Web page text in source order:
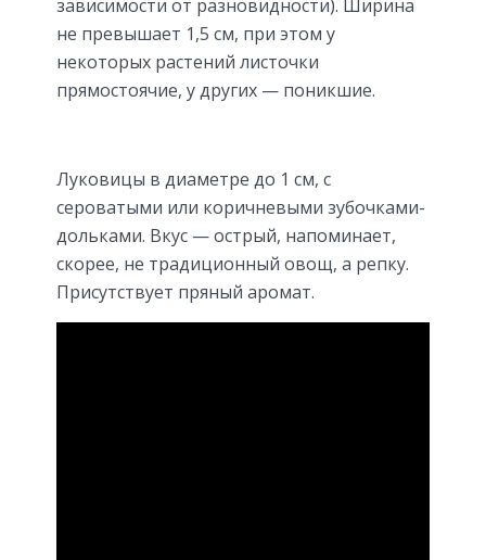
зависимости от разновидности). Ширина
не превышает 1,5 см, при этом у
некоторых растений листочки
прямостоячие, у других — поникшие.
Луковицы в диаметре до 1 см, с
сероватыми или коричневыми зубочками-
дольками. Вкус — острый, напоминает,
скорее, не традиционный овощ, а репку.
Присутствует пряный аромат.